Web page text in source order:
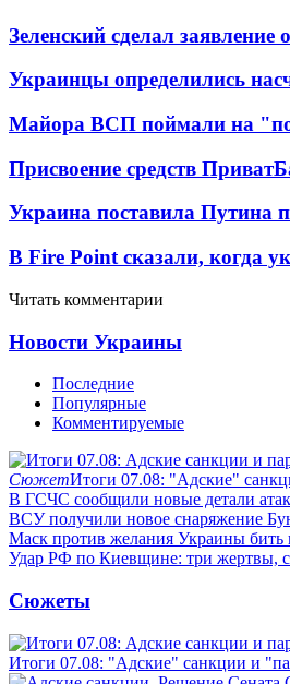
Зеленский сделал
Украинцы определились
Майора ВСП поймали на
Присвоение средств
Украина поставила Путина
В Fire Point сказали, когда
Читать комментарии
Новости Украины
Последние
Популярные
Комментируемые
СюжетИтоги 07.08: "Адские"
В ГСЧС сообщили новые детали
ВСУ получили новое снаряжение
Маск против желания Украины
Удар РФ по Киевщине: три жертвы,
Сюжеты
Итоги 07.08: "Адские" санкции и